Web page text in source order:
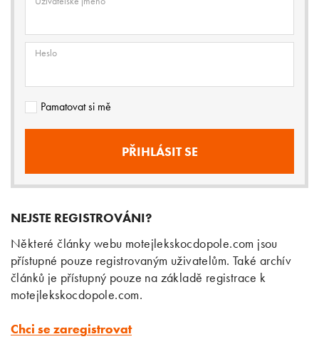
Heslo
Pamatovat si mě
NEJSTE REGISTROVÁNI?
Některé články webu motejlekskocdopole.com jsou
přístupné pouze registrovaným uživatelům. Také archív
článků je přístupný pouze na základě registrace k
motejlekskocdopole.com.
Chci se zaregistrovat